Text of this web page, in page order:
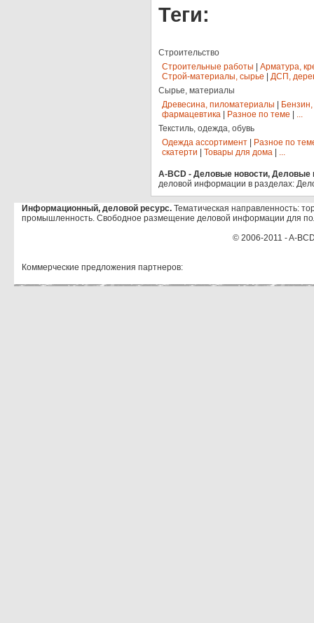
Теги:
Строительство
Строительные работы
Арматура,
Строй-материалы, сырье
ДСП,
Сырье, материалы
Древесина, пиломатериалы
фармацевтика
Разное по теме
...
Текстиль, одежда, обувь
Одежда ассортимент
Разное по
скатерти
Товары для дома ...
A-BCD - Деловые новости, Деловые
деловой информации в разделах:
Информационный, деловой ресурс. Тематическая направленность:
промышленность. Свободное размещение деловой информации для
© 2006-2011 - A-
Коммерческие предложения партнеров: